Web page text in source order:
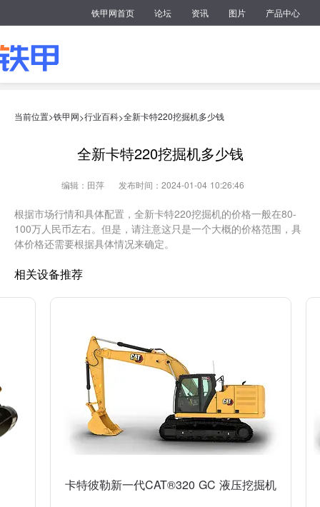
铁甲网首页 论坛 资讯 图片 产品中心
当前位置>铁甲网>行业百科>全新卡特220挖掘机多少钱
全新卡特220挖掘机多少钱
编辑：田萍 发布时间：2024-01-04 10:26:46
根据市场行情和具体配置，全新卡特220挖掘机的价格一般在80-
100万人民币左右。但是，请注意这只是一个大概的价格范围，具
体价格还需要根据具体情况来确定。
相关设备推荐
卡特彼勒新一代CAT®320 GC 液压挖掘机